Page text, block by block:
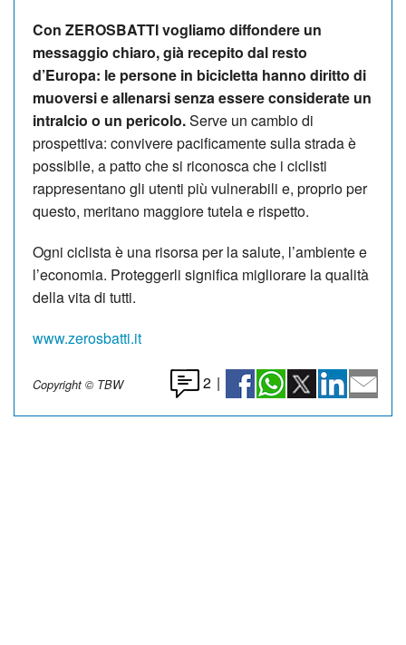
Con ZEROSBATTIvogliamo diffondere un
messaggio chiaro, già recepito dal resto
d’Europa: le persone in bicicletta hanno diritto di
muoversi e allenarsi senza essere considerate un
intralcio o un pericolo.Serve un cambio di
prospettiva: convivere pacificamente sulla strada è
possibile, a patto che si riconosca che i ciclisti
rappresentano gli utenti più vulnerabili e, proprio per
questo, meritano maggiore tutela e rispetto.
Ogni ciclista è una risorsa per la salute, l’ambiente e
l’economia. Proteggerli significa migliorare la qualità
della vita di tutti.
www.zerosbatti.it
Copyright © TBW 2 |